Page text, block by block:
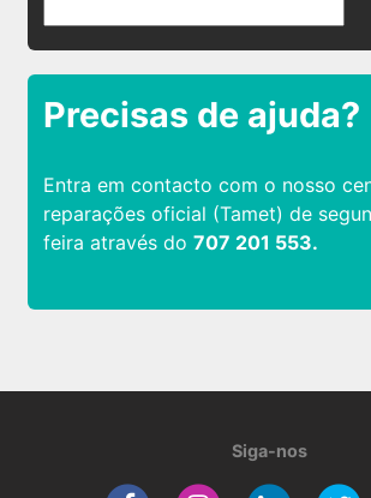
Precisas de ajuda?
Entra em contacto com o nosso
reparações oficial (Tamet) de
feira através do 707 201 553.
Siga-nos